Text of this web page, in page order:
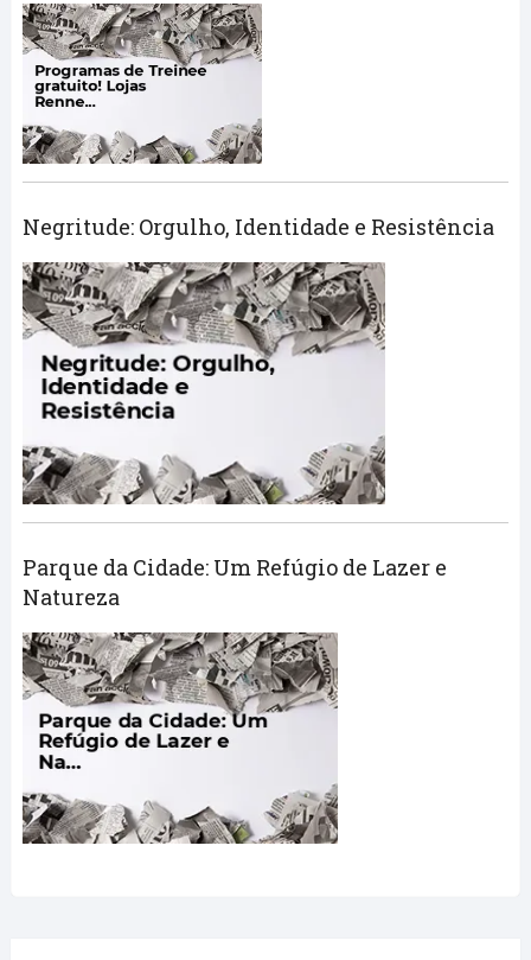
Negritude: Orgulho, Identidade e Resistência
Parque da Cidade: Um Refúgio de Lazer e
Natureza